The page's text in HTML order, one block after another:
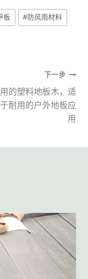
板 #防风雨材料
下一步
的塑料地板木，适
耐用的户外地板应
用